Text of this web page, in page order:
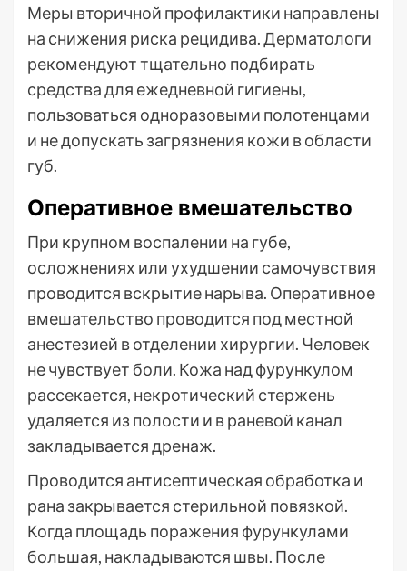
Меры вторичной профилактики направлены
на снижения риска рецидива. Дерматологи
рекомендуют тщательно подбирать
средства для ежедневной гигиены,
пользоваться одноразовыми полотенцами
и не допускать загрязнения кожи в области
губ.
Оперативное вмешательство
При крупном воспалении на губе,
осложнениях или ухудшении самочувствия
проводится вскрытие нарыва. Оперативное
вмешательство проводится под местной
анестезией в отделении хирургии. Человек
не чувствует боли. Кожа над фурункулом
рассекается, некротический стержень
удаляется из полости и в раневой канал
закладывается дренаж.
Проводится антисептическая обработка и
рана закрывается стерильной повязкой.
Когда площадь поражения фурункулами
большая, накладываются швы. После